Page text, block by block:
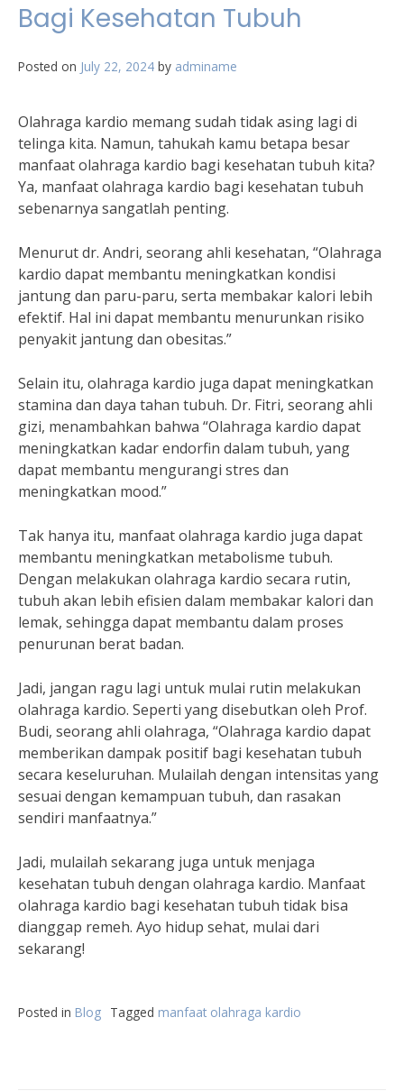
Bagi Kesehatan Tubuh
Posted on July 22, 2024 by adminame
Olahraga kardio memang sudah tidak asing lagi di
telinga kita. Namun, tahukah kamu betapa besar
manfaat olahraga kardio bagi kesehatan tubuh kita?
Ya, manfaat olahraga kardio bagi kesehatan tubuh
sebenarnya sangatlah penting.
Menurut dr. Andri, seorang ahli kesehatan, “Olahraga
kardio dapat membantu meningkatkan kondisi
jantung dan paru-paru, serta membakar kalori lebih
efektif. Hal ini dapat membantu menurunkan risiko
penyakit jantung dan obesitas.”
Selain itu, olahraga kardio juga dapat meningkatkan
stamina dan daya tahan tubuh. Dr. Fitri, seorang ahli
gizi, menambahkan bahwa “Olahraga kardio dapat
meningkatkan kadar endorfin dalam tubuh, yang
dapat membantu mengurangi stres dan
meningkatkan mood.”
Tak hanya itu, manfaat olahraga kardio juga dapat
membantu meningkatkan metabolisme tubuh.
Dengan melakukan olahraga kardio secara rutin,
tubuh akan lebih efisien dalam membakar kalori dan
lemak, sehingga dapat membantu dalam proses
penurunan berat badan.
Jadi, jangan ragu lagi untuk mulai rutin melakukan
olahraga kardio. Seperti yang disebutkan oleh Prof.
Budi, seorang ahli olahraga, “Olahraga kardio dapat
memberikan dampak positif bagi kesehatan tubuh
secara keseluruhan. Mulailah dengan intensitas yang
sesuai dengan kemampuan tubuh, dan rasakan
sendiri manfaatnya.”
Jadi, mulailah sekarang juga untuk menjaga
kesehatan tubuh dengan olahraga kardio. Manfaat
olahraga kardio bagi kesehatan tubuh tidak bisa
dianggap remeh. Ayo hidup sehat, mulai dari
sekarang!
Posted in Blog Tagged manfaat olahraga kardio